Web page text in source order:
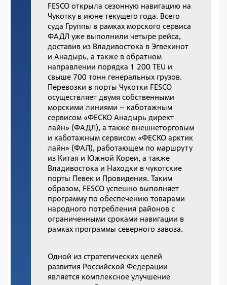
FESCO открыла сезонную навигацию на
Чукотку в июне текущего года. Всего
суда Группы в рамках морского сервиса
ФАДЛ уже выполнили четыре рейса,
доставив из Владивостока в Эгвекинот
и Анадырь, а также в обратном
направлении порядка 1 200 TEU и
свыше 700 тонн генеральных грузов.
Перевозки в порты Чукотки FESCO
осуществляет двумя собственными
морскими линиями – каботажным
сервисом «ФЕСКО Анадырь директ
лайн» (ФАДЛ), а также внешнеторговым
и каботажным сервисом «ФЕСКО арктик
лайн» (ФАЛ), работающем по маршруту
из Китая и Южной Кореи, а также
Владивостока и Находки в чукотские
порты Певек и Провидения. Таким
образом, FESCO успешно выполняет
программу по обеспечению товарами
народного потребления районов с
ограниченными сроками навигации в
рамках программы северного завоза.
Одной из стратегических целей
развития Российской Федерации
является комплексное улучшение